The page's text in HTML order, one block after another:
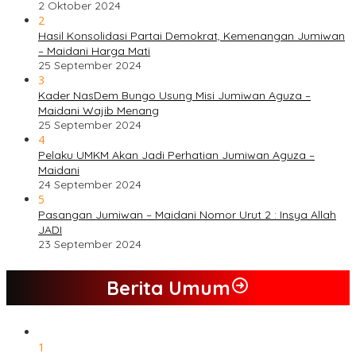
2 Oktober 2024
2
Hasil Konsolidasi Partai Demokrat, Kemenangan Jumiwan
– Maidani Harga Mati
25 September 2024
3
Kader NasDem Bungo Usung Misi Jumiwan Aguza –
Maidani Wajib Menang
25 September 2024
4
Pelaku UMKM Akan Jadi Perhatian Jumiwan Aguza –
Maidani
24 September 2024
5
Pasangan Jumiwan – Maidani Nomor Urut 2 : Insya Allah
JADI
23 September 2024
Berita Umum
1